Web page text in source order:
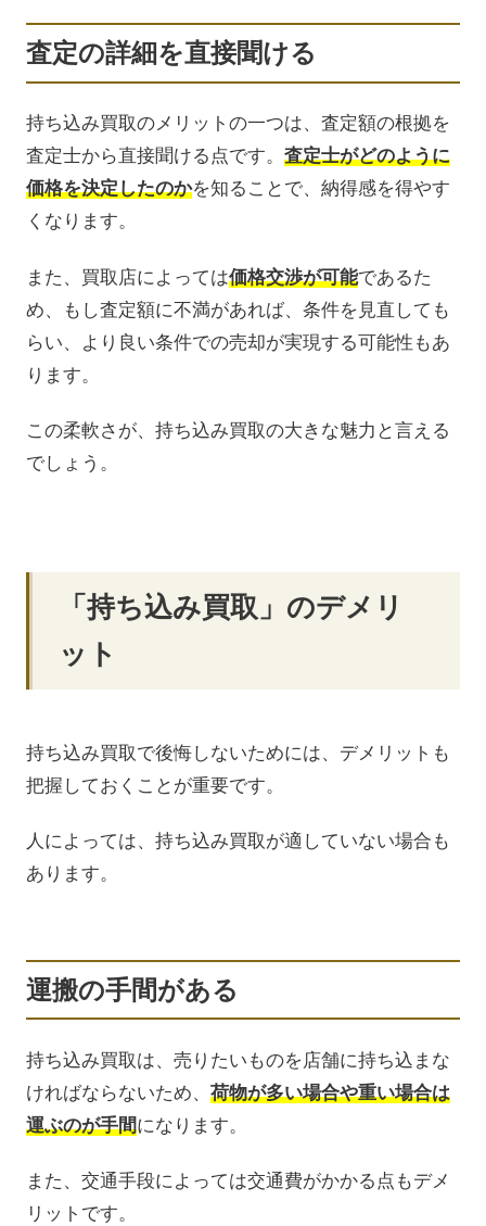
査定の詳細を直接聞ける
持ち込み買取のメリットの一つは、査定額の根拠を
査定士から直接聞ける点です。 査定士がどのように
価格を決定したのかを知ることで、納得感を得やす
くなります。
また、買取店によっては価格交渉が可能であるた
め、もし査定額に不満があれば、条件を見直しても
らい、より良い条件での売却が実現する可能性もあ
ります。
この柔軟さが、持ち込み買取の大きな魅力と言える
でしょう。
「持ち込み買取」のデメリ
ット
持ち込み買取で後悔しないためには、デメリットも
把握しておくことが重要です。
人によっては、持ち込み買取が適していない場合も
あります。
運搬の手間がある
持ち込み買取は、売りたいものを店舗に持ち込まな
ければならないため、 荷物が多い場合や重い場合は
運ぶのが手間になります。
また、交通手段によっては交通費がかかる点もデメ
リットです。